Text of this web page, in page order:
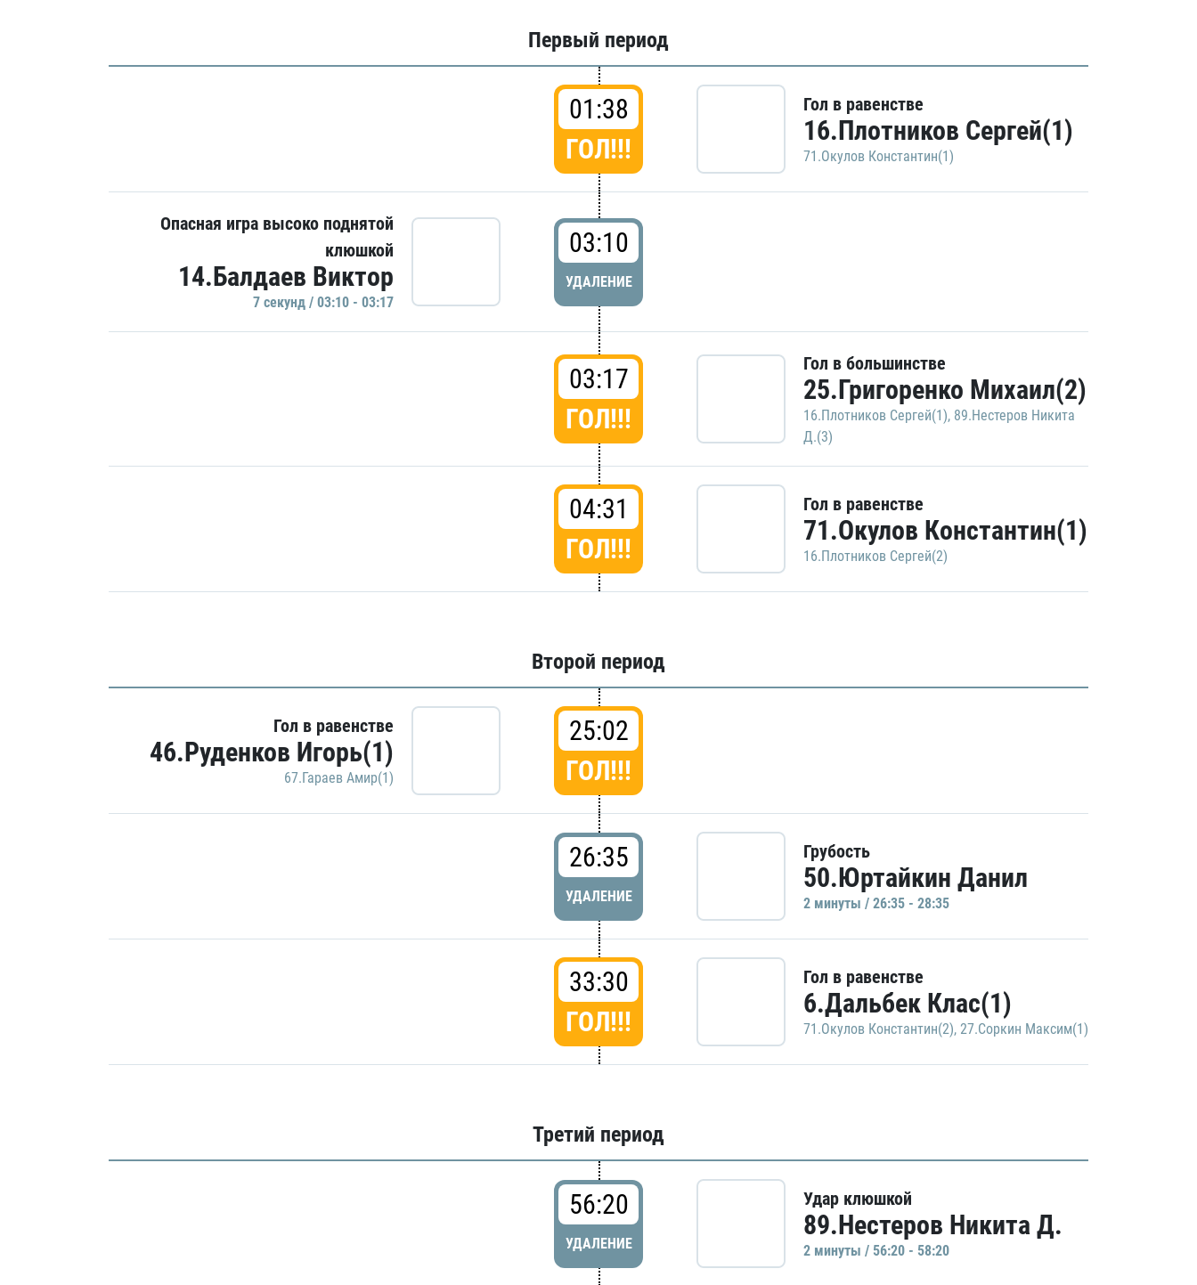
Первый период
01:38
ГОЛ!!!
Гол в равенстве
16.Плотников Сергей(1)
71.Окулов Константин(1)
Опасная игра высоко поднятой
клюшкой
14.Балдаев Виктор
7 секунд / 03:10 - 03:17
03:10
УДАЛЕНИЕ
03:17
ГОЛ!!!
Гол в большинстве
25.Григоренко Михаил(2)
16.Плотников Сергей(1), 89.Нестеров Никита
Д.(3)
04:31
ГОЛ!!!
Гол в равенстве
71.Окулов Константин(1)
16.Плотников Сергей(2)
Второй период
Гол в равенстве
46.Руденков Игорь(1)
67.Гараев Амир(1)
25:02
ГОЛ!!!
26:35
УДАЛЕНИЕ
Грубость
50.Юртайкин Данил
2 минуты / 26:35 - 28:35
33:30
ГОЛ!!!
Гол в равенстве
6.Дальбек Клас(1)
71.Окулов Константин(2), 27.Соркин Максим(1)
Третий период
56:20
УДАЛЕНИЕ
Удар клюшкой
89.Нестеров Никита Д.
2 минуты / 56:20 - 58:20